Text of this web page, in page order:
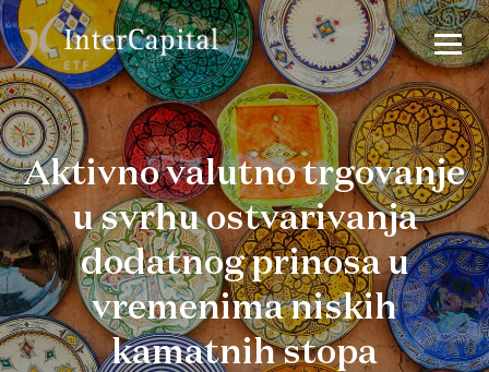
Aktivno valutno trgovanje
u svrhu ostvarivanja
dodatnog prinosa u
vremenima niskih
kamatnih stopa